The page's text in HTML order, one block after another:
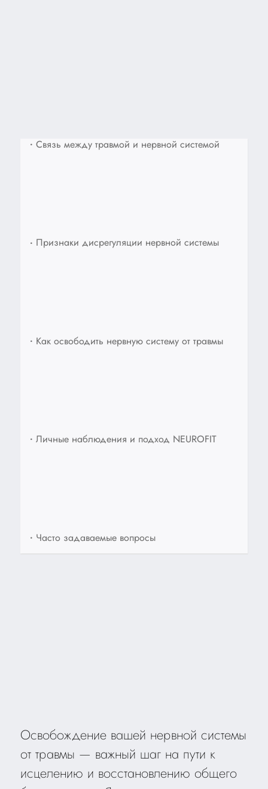
• Связь между травмой и нервной системой
• Признаки дисрегуляции нервной системы
• Как освободить нервную систему от травмы
• Личные наблюдения и подход NEUROFIT
• Часто задаваемые вопросы
Освобождение вашей нервной системы
от травмы — важный шаг на пути к
исцелению и восстановлению общего